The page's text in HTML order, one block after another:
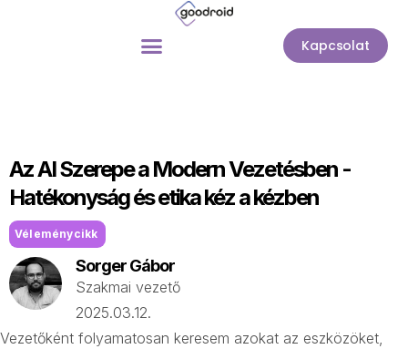
Kapcsolat
Az AI Szerepe a Modern Vezetésben -
Hatékonyság és etika kéz a kézben
Véleménycikk
Sorger Gábor
Szakmai vezető
2025.03.12.
Vezetőként folyamatosan keresem azokat az eszközöket,